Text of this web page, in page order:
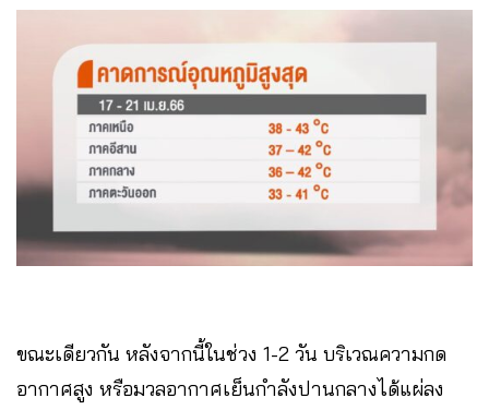
ขณะเดียวกัน หลังจากนี้ในช่วง 1-2 วัน บริเวณความกด
อากาศสูง หรือมวลอากาศเย็นกำลังปานกลางได้แผ่ลง